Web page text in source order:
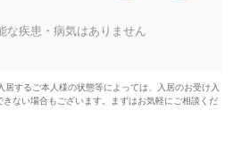
な疾患・病気はありません
するご本人様の状態等によっては、入居のお受け入
ない場合もございます。まずはお気軽にご相談くだ